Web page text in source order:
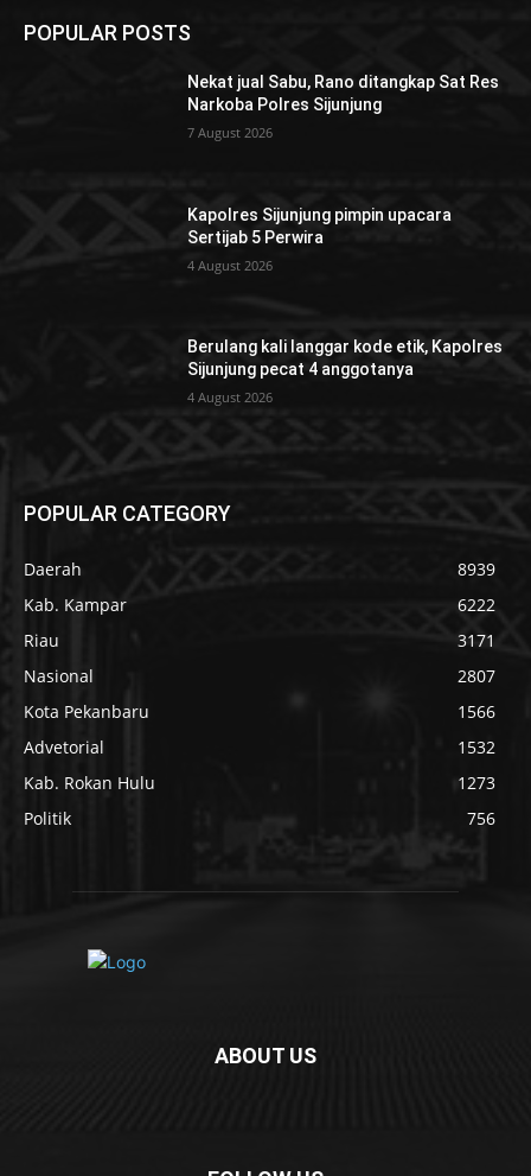
POPULAR POSTS
Nekat jual Sabu, Rano ditangkap Sat Res
Narkoba Polres Sijunjung
7 August 2026
Kapolres Sijunjung pimpin upacara
Sertijab 5 Perwira
4 August 2026
Berulang kali langgar kode etik, Kapolres
Sijunjung pecat 4 anggotanya
4 August 2026
POPULAR CATEGORY
Daerah
8939
Kab. Kampar
6222
Riau
3171
Nasional
2807
Kota Pekanbaru
1566
Advetorial
1532
Kab. Rokan Hulu
1273
Politik
756
ABOUT US